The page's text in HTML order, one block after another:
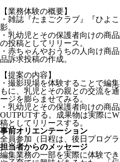
【業務体験の概要】
・雑誌『たまごクラブ』『ひよ
影。
・乳幼児とその保護者向けの商
の投稿としてリリース。
・赤ちゃんやおうちの人向け商
品訴求投稿の作成。
【提案の内容】
・撮影現場を体験することで編
もに、乳児とその親との交流を
ージを膨らませてみる。
・乳幼児とその保護者向けの商
OUTPUTする。成果物は実際に
稿としてリリースする。
事前オリエンテーション
全員参加（日程は、後日プログ
担当者からのメッセージ
編集業務の一部を実際に体験で